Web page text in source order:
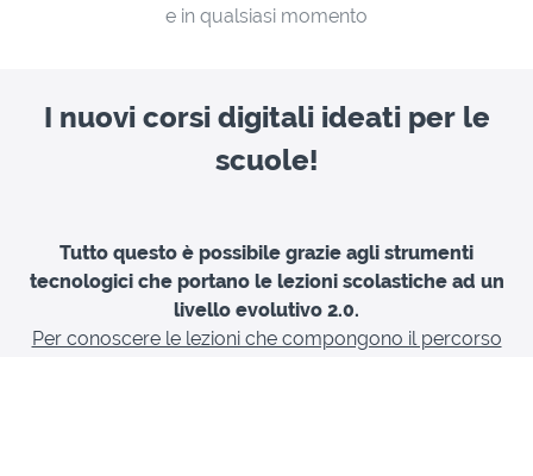
e in qualsiasi momento
I nuovi corsi digitali ideati per le
scuole!
Tutto questo è possibile grazie agli strumenti
tecnologici che portano le lezioni scolastiche ad un
livello evolutivo 2.0.
Per conoscere le lezioni che compongono il percorso